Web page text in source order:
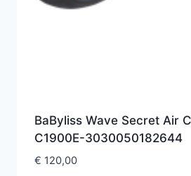
BaByliss Wave Secret Air
C1900E-3030050182644
€ 120,00